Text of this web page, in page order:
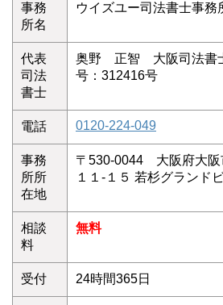
事務
所名
ウイズユー司法書士事務
代表
司法
書士
奥野 正智 大阪司法書
号：312416号
電話 0120-224-049
事務
所所
在地
〒530-0044 大阪府大阪
１１-１５ 若杉グランド
相談
料
無料
受付 24時間365日